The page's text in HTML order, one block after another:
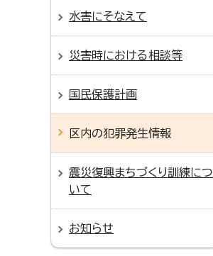
水害にそなえて
災害時における相談等
国民保護計画
区内の犯罪発生情報
震災復興まちづくり訓練につ
いて
お知らせ